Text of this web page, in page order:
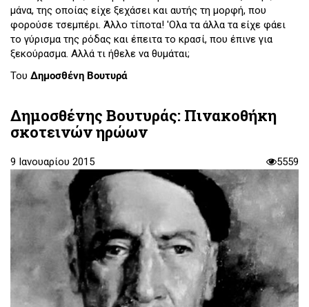
μάνα, της οποίας είχε ξεχάσει και αυτής τη μορφή, που
φορούσε τσεμπέρι. Άλλο τίποτα! 'Ολα τα άλλα τα είχε φάει
το γύρισμα της ρόδας και έπειτα το κρασί, που έπινε για
ξεκούρασμα. Αλλά τι ήθελε να θυμάται;
Του Δημοσθένη Βουτυρά
Δημοσθένης Βουτυράς: Πινακοθήκη
σκοτεινών ηρώων
9 Ιανουαρίου 2015 5559